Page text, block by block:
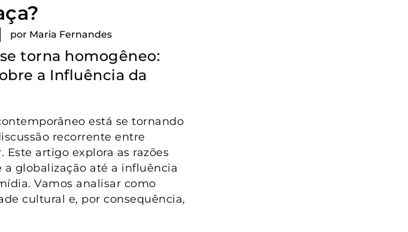
por Maria Fernandes
torna homogêneo:
a Influência da
está se tornando
recorrente entre
artigo explora as razões
a globalização até a influência
Vamos analisar como
cultural e, por consequência,